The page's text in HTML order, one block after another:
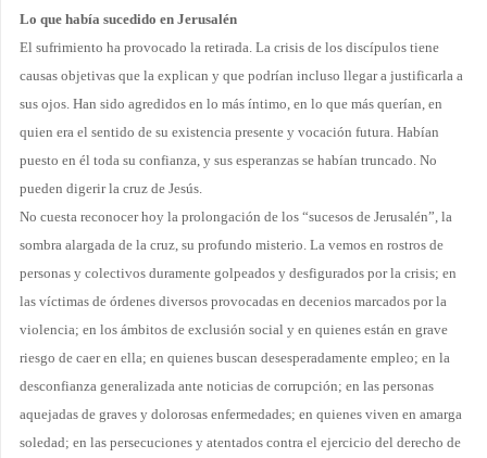
Lo que había sucedido en Jerusalén
El sufrimiento ha provocado la retirada. La crisis de los discípulos tiene
causas objetivas que la explican y que podrían incluso llegar a justificarla a
sus ojos. Han sido agredidos en lo más ín­timo, en lo que más querían, en
quien era el sentido de su existencia presente y vocación futura. Habían
puesto en él toda su confianza, y sus esperanzas se habían truncado. No
pueden digerir la cruz de Jesús.
No cuesta reconocer hoy la prolongación de los “sucesos de Jerusalén”, la
sombra alargada de la cruz, su profundo misterio. La vemos en rostros de
personas y colectivos duramente golpeados y desfigurados por la crisis; en
las víctimas de órdenes diversos provocadas en decenios marcados por la
violencia; en los ámbitos de exclusión social y en quienes están en grave
riesgo de caer en ella; en quienes buscan desesperadamente empleo; en la
desconfianza generalizada ante noticias de corrup­ción; en las personas
aquejadas de graves y dolorosas enfermedades; en quienes viven en amarga
soledad; en las persecuciones y atentados contra el ejercicio del derecho de